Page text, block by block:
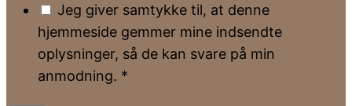
Jeg giver samtykke til, at denne
hjemmeside gemmer mine indsendte
oplysninger, så de kan svare på min
anmodning. *